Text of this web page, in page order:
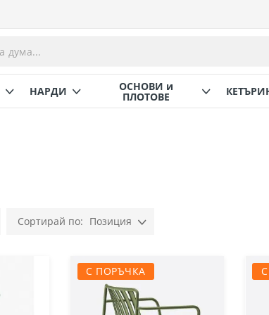
НАРДИ ОСНОВИ и
ПЛОТОВЕ
Позиция
С ПОРЪЧКА